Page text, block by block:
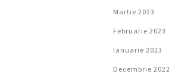
Martie 2023
Februarie 2023
Ianuarie 2023
Decembrie 2022